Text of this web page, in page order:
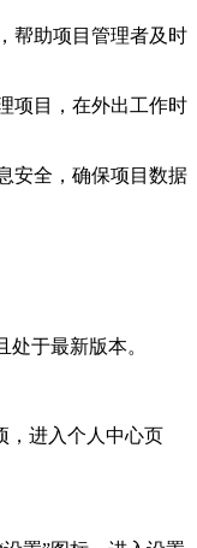
帮助项目管理者及时
项目，在外出工作时
安全，确保项目数据
于最新版本。
，进入个人中心页